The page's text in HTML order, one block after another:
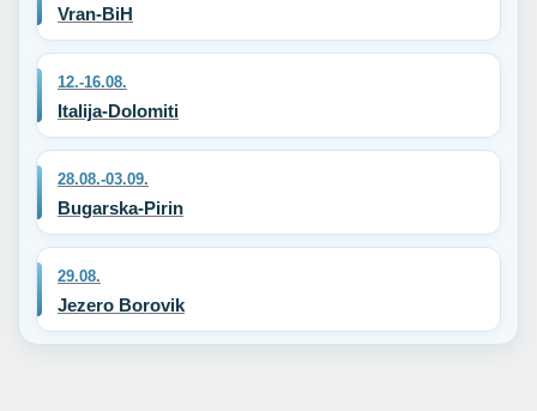
Vran-BiH
12.-16.08.
Italija-Dolomiti
28.08.-03.09.
Bugarska-Pirin
29.08.
Jezero Borovik